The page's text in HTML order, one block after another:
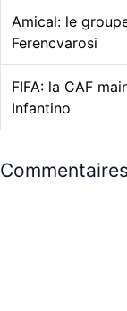
Amical: le
Ferencvarosi
FIFA: la CAF
Infantino
Commentaires